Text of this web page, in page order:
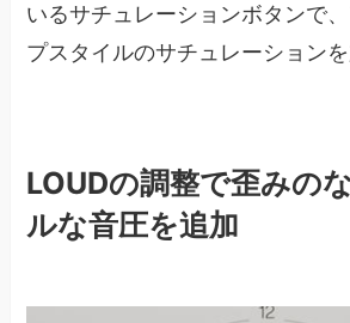
いるサチュレーションボタンで
プスタイルのサチュレーションを
LOUDの調整で歪みの
ルな音圧を追加